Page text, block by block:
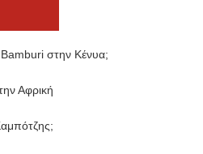
στην Κένυα;
Αφρική